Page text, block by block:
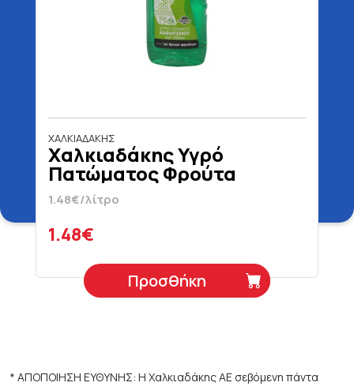
ΧΑΛΚΙΑΔΑΚΗΣ
Χαλκιαδάκης Υγρό
Πατώματος Φρούτα
Δάσους 1 lt
1.48€/λίτρο
1.48€
Προσθήκη
* ΑΠΟΠΟΙΗΣΗ ΕΥΘΥΝΗΣ: Η Χαλκιαδάκης ΑΕ σεβόμενη πάντα